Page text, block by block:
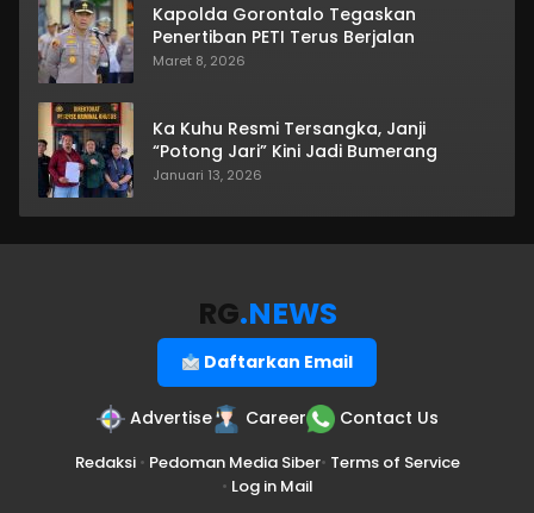
Kapolda Gorontalo Tegaskan
Penertiban PETI Terus Berjalan
Maret 8, 2026
Ka Kuhu Resmi Tersangka, Janji
“Potong Jari” Kini Jadi Bumerang
Januari 13, 2026
RG.NEWS
Daftarkan Email
Advertise Career Contact Us
Redaksi• Pedoman Media Siber• Terms of Service
• Log in Mail